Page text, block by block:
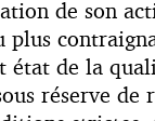
de son
plus
état de la
réserve de